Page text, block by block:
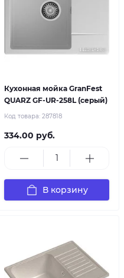
Кухонная мойка GranFest
QUARZ GF-UR-258L (серый)
Код товара: 287818
334.00 руб.
В корзину